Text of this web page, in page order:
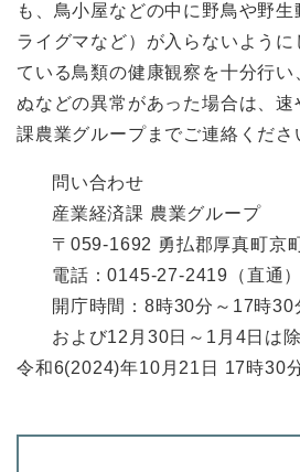
も、鳥小屋などの中に野鳥や野
ライグマなど）が入らないように
ている鳥類の健康観察を十分行
ぬなどの異常があった場合は、速
課農業グループまでご連絡くださ
問い合わせ
産業経済課 農業グループ
〒059-1692 勇払郡厚真町京
電話：0145-27-2419（直通）
開庁時間：8時30分～17時30
および12月30日～1月4日は
令和6(2024)年10月21日 17時30